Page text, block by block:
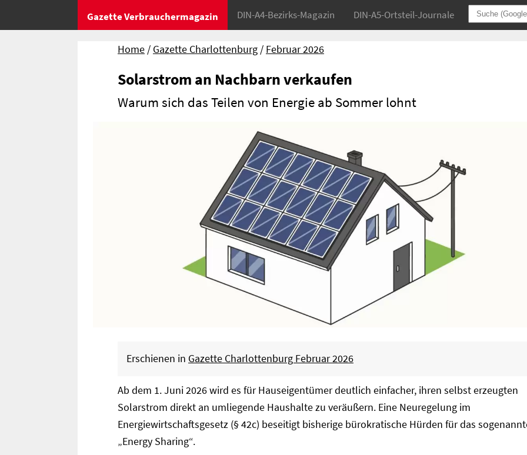
Gazette Verbrauchermagazin DIN-A4-Bezirks-Magazin DIN-A5-Ortsteil-Journale
Home Gazette Charlottenburg Februar 2026
Solarstrom an Nachbarn verkaufen
Warum sich das Teilen von Energie ab Sommer lohnt
Erschienen in Gazette Charlottenburg Februar 2026
Ab dem 1. Juni 2026 wird es für Hauseigentümer deutlich einfacher, ihren selbst erzeugten
Solarstrom direkt an umliegende Haushalte zu veräußern. Eine Neuregelung im
Energiewirtschaftsgesetz (§ 42c) beseitigt bisherige bürokratische Hürden für das
„Energy Sharing“.